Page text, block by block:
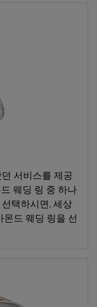
서비스를 제공
웨딩 링 중 하나
택하시면, 세상
드 웨딩 링을 선